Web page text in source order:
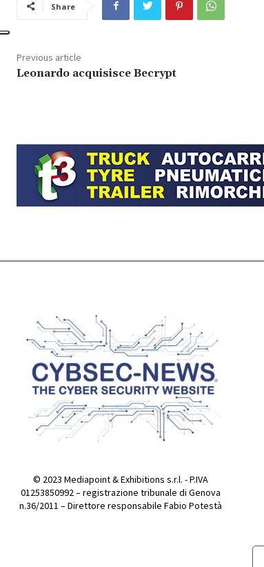
Share
Previous article
Leonardo acquisisce Becrypt
© 2023 Mediapoint & Exhibitions s.r.l. - P.IVA
01253850992 – registrazione tribunale di Genova
n.36/2011 – Direttore responsabile Fabio Potestà